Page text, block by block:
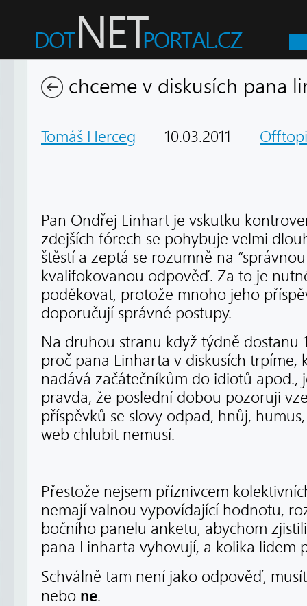
chceme v diskusích pana
Tomáš Herceg 10.03.2011
Pan Ondřej Linhart je vskutku
zdejších fórech se pohybuje velmi
štěstí a zeptá se rozumně na
kvalifokovanou odpověď. Za to je
poděkovat, protože mnoho jeho
doporučují správné postupy.
Na druhou stranu když týdně dostanu
proč pana Linharta v diskusích trpíme,
nadává začátečníkům do idiotů apod.,
pravda, že poslední dobou pozoruji
příspěvků se slovy odpad, hnůj,
web chlubit nemusí.
Přestože nejsem příznivcem
nemají valnou vypovídající hodnotu,
bočního panelu anketu, abychom
pana Linharta vyhovují, a kolika lidem
Schválně tam není jako odpověď,
nebo ne.